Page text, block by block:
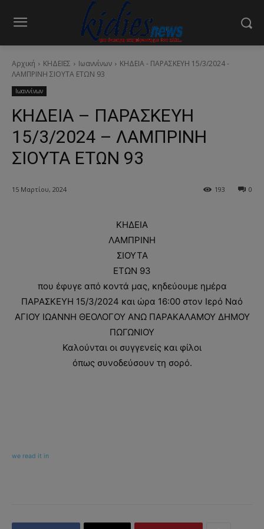
Αρχική ΚΗΔΕΙΕΣ Ιωαννίνων
ΚΗΔΕΙΑ - ΠΑΡΑΣΚΕΥΗ 15/3/2024 -
ΛΑΜΠΡΙΝΗ ΣΙΟΥΤΑ ΕΤΩΝ 93
Ιωαννίνων
ΚΗΔΕΙΑ – ΠΑΡΑΣΚΕΥΗ
15/3/2024 – ΛΑΜΠΡΙΝΗ
ΣΙΟΥΤΑ ΕΤΩΝ 93
15 Μαρτίου, 2024 0
193
ΚΗΔΕΙΑ
ΛΑΜΠΡΙΝΗ
ΣΙΟΥΤΑ
ΕΤΩΝ 93
που έφυγε από κοντά μας, κηδεύουμε ημέρα
ΠΑΡΑΣΚΕΥΗ 15/3/2024 και ώρα 16:00 στον Ιερό Ναό
ΑΓΙΟΥ ΙΩΑΝΝΗ ΘΕΟΛΟΓΟΥ ΑΝΩ ΠΑΡΑΚΑΛΑΜΟΥ ΔΗΜΟΥ
ΠΩΓΩΝΙΟΥ
Καλούνται οι συγγενείς και φίλοι
όπως συνοδεύσουν τη σορό.
we read it in